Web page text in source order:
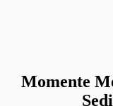
Momente